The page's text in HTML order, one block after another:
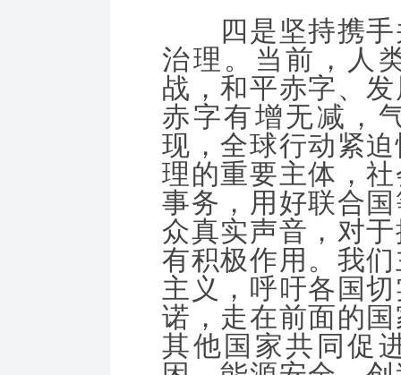
四是坚持携手
治理。当前，人
战，和平赤字、
赤字有增无减，
现，全球行动紧
理的重要主体，
事务，用好联合
众真实声音，对
有积极作用。我
主义，呼吁各国
诺，走在前面的
其他国家共同促